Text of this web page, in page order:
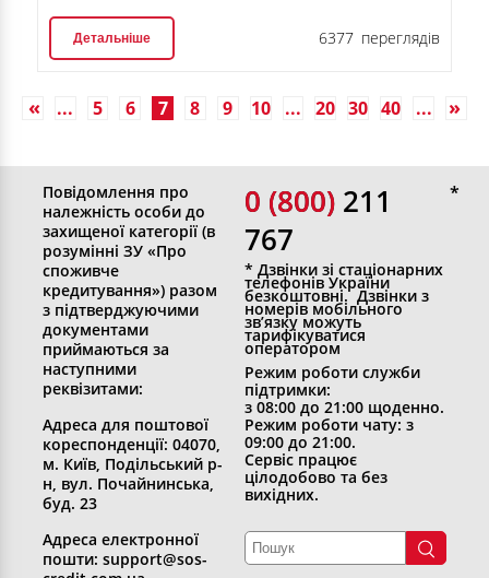
Детальніше 6377 переглядів
... 5 6 7 8 9 10 ... 20 30 40
...
Повідомлення про
належність особи до
захищеної категорії (в
розумінні ЗУ «Про
споживче
кредитування») разом
з підтверджуючими
документами
приймаються за
наступними
реквізитами:
Адреса для поштової
кореспонденції: 04070,
м. Київ, Подільський р-
н, вул. Почайнинська,
буд. 23
Адреса електронної
пошти: support@sos-
0 (800)
0 (800) 211
767
* Дзвінки зі стаціонарних
телефонів України
безкоштовні. Дзвінки з
номерів мобільного
зв’язку можуть
тарифікуватися
оператором
Режим роботи служби
підтримки:
з 08:00 до 21:00 щоденно.
Режим роботи чату: з
09:00 до 21:00.
Сервіс працює
цілодобово та без
вихідних.